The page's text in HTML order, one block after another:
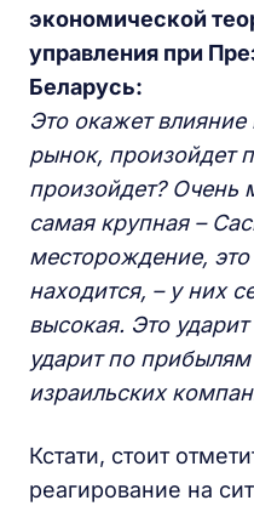
экономической
управления при
Беларусь:
Это окажет
рынок, произойдет
произойдет? Очень
самая крупная –
месторождение,
находится, – у них
высокая. Это
ударит по
израильских
Кстати, стоит
реагирование на